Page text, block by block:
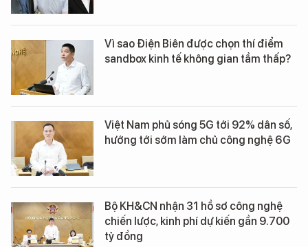
Vì sao Điện Biên được chọn thí điểm
sandbox kinh tế không gian tầm thấp?
Việt Nam phủ sóng 5G tới 92% dân số,
hướng tới sớm làm chủ công nghệ 6G
Bộ KH&CN nhận 31 hồ sơ công nghệ
chiến lược, kinh phí dự kiến gần 9.700
tỷ đồng